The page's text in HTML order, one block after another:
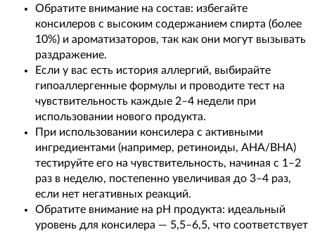
Обратите внимание на состав: избегайте
консилеров с высоким содержанием спирта (более
10%) и ароматизаторов, так как они могут вызывать
раздражение.
Если у вас есть история аллергий, выбирайте
гипоаллергенные формулы и проводите тест на
чувствительность каждые 2–4 недели при
использовании нового продукта.
При использовании консилера с активными
ингредиентами (например, ретиноиды, AHA/BHA)
тестируйте его на чувствительность, начиная с 1–2
раз в неделю, постепенно увеличивая до 3–4 раз,
если нет негативных реакций.
Обратите внимание на pH продукта: идеальный
уровень для консилера — 5,5–6,5, что соответствует